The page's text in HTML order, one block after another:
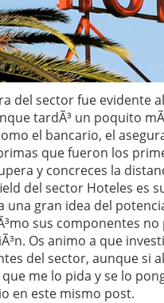
del sector fue evidente
tardÃ³ un poquito
el bancario, el
que fueron los
y concreces la
del sector Hoteles es
una gran idea del
sus componentes
Os animo a que
del sector, aunque si
me lo pida y se lo
en este mismo post.